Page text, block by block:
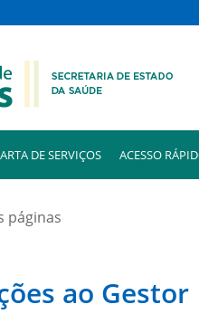
DE SERVIÇOS ACESSO
páginas
ao Gestor